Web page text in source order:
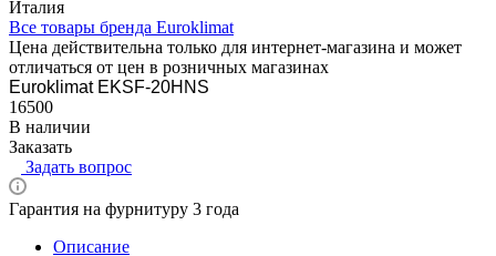
Италия
Все товары бренда Euroklimat
Цена действительна только для интернет-магазина и может
отличаться от цен в розничных магазинах
Euroklimat EKSF-20HNS
16500
В наличии
Заказать
Задать вопрос
Гарантия на фурнитуру 3 года
Описание